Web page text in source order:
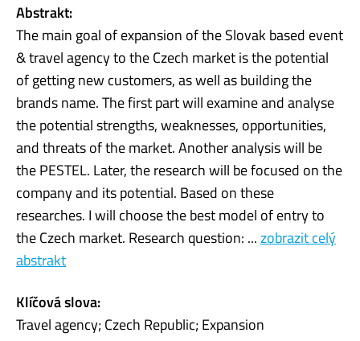
Abstrakt:
The main goal of expansion of the Slovak based event
& travel agency to the Czech market is the potential
of getting new customers, as well as building the
brands name. The first part will examine and analyse
the potential strengths, weaknesses, opportunities,
and threats of the market. Another analysis will be
the PESTEL. Later, the research will be focused on the
company and its potential. Based on these
researches. I will choose the best model of entry to
the Czech market. Research question: ...zobrazit celý
abstrakt
Klíčová slova:
Travel agency; Czech Republic; Expansion